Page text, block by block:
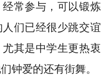
常参与，可以锻炼
们已经很少跳交谊
其是中学生更热衷
钟爱的还有街舞。